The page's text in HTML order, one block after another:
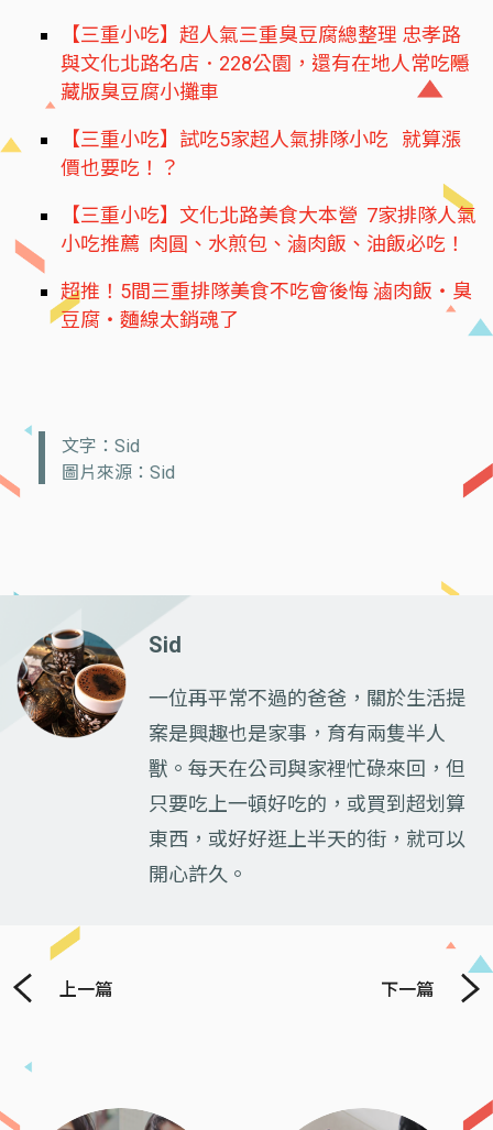
【三重小吃】超人氣三重臭豆腐總整理 忠孝路
與文化北路名店．228公園，還有在地人常吃隱
藏版臭豆腐小攤車
【三重小吃】試吃5家超人氣排隊小吃 就算漲
價也要吃！？
【三重小吃】文化北路美食大本營 7家排隊人氣
小吃推薦 肉圓、水煎包、滷肉飯、油飯必吃！
超推！5間三重排隊美食不吃會後悔 滷肉飯‧臭
豆腐‧麵線太銷魂了
文字：Sid
圖片來源：Sid
Sid
一位再平常不過的爸爸，關於生活提
案是興趣也是家事，育有兩隻半人
獸。每天在公司與家裡忙碌來回，但
只要吃上一頓好吃的，或買到超划算
東西，或好好逛上半天的街，就可以
開心許久。
上一篇 下一篇